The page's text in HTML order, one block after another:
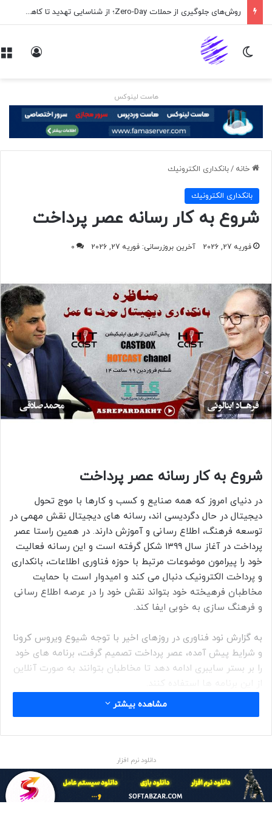
روش‌های جلوگیری از حملات Zero-Day؛ از شناسایی تهدید تا کاهش ریسک
تغییر پوسته
هاست لینوکس
خانه /بانكداری الكترونيك
بانكداری الكترونيك
شروع به کار رسانه عصر پرداخت
فوریه 27, 2026 آخرین بروزرسانی: فوریه 27, 2026 0
شروع به کار رسانه عصر پرداخت
در دنیای امروز که همه صنایع و کسب و کارها با موج تحول
دیجیتال در حال دگردیسی اند، رسانه های دیجیتال نقش مهمی در
توسعه فرهنگ، اطلاع رسانی و آموزش دارند. در همین راستا عصر
پرداخت در آغاز سال ۱۳۹۹ شکل گرفته است و این رسانه فعالیت
خود را پیرامون موضوعات مرتبط با حوزه فناوری اطلاعات، بانکداری
و پرداخت الکترونیک دنبال می کند و امیدوار است با حمایت
مخاطبان فرهیخته خود بتواند نقش خود را در عرصه اطلاع رسانی
و فرهنگ سازی به خوبی ایفا کند.
به گزارش نود فناوری در روزهای اخیر با توجه شیوع ویروس کرونا
و شرایط پیش آمده، عصر پرداخت تصمیم گرفت، برنامه های خود
را بر بستر سایبری ادامه دهد تا مخاطبان بتوانند به صورت آنلاین
در همین راستا اولین مناظره آنلاین، با عنوان “بانکداری
دیجیتال:حرف تا عمل” چهارشنبه ششم فروردین ماه ۹۹ با حضور با
عبداله افتاده روزنامه نگار، از طریق لایو کست اپلیکیشن کست
باکس با حضور مخاطبان شبکه بانکی به صورت مجازی برگزار شد.
در این مناظره فرهاد اینالوئی با اشاره به اینکه نباید برای راه
مشاهده بیشتر
دانلود نرم افزار